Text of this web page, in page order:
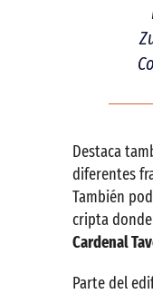
Destaca
diferentes
También
cripta
Cardenal
Parte del